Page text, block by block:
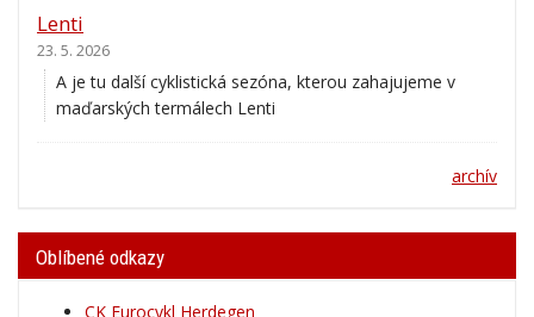
Lenti
23. 5. 2026
A je tu další cyklistická sezóna, kterou zahajujeme v
maďarských termálech Lenti
archív
Oblíbené odkazy
CK Eurocykl Herdegen